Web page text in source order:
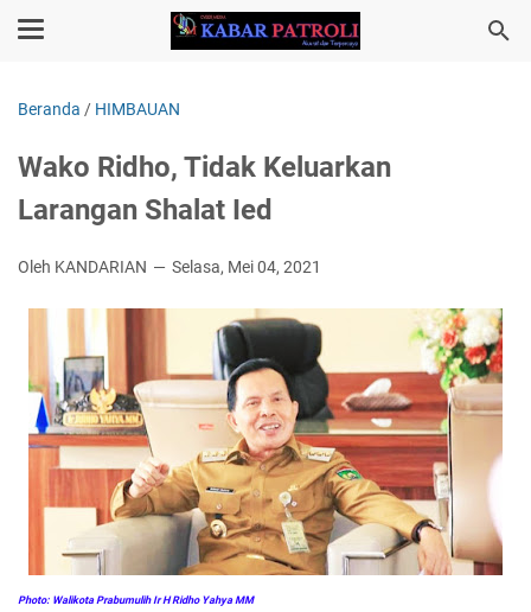
Beranda / HIMBAUAN
Wako Ridho, Tidak Keluarkan
Larangan Shalat Ied
Oleh KANDARIAN Selasa, Mei 04, 2021
Photo: Walikota Prabumulih Ir H Ridho Yahya MM